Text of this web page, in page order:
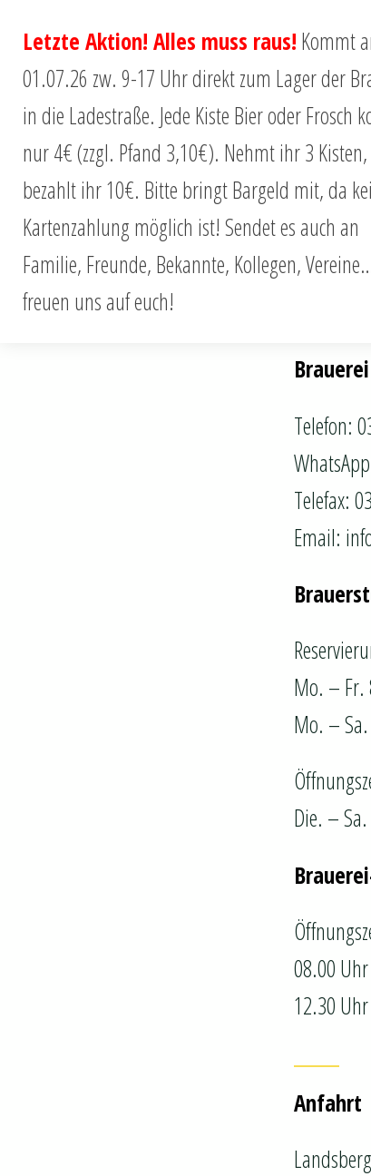
Brauerei
Telefon:
Telefax:
Email:
Mo. – Fr.
Mo. –
Die. –
08.00
12.30
Anfahrt
Letzte Aktion! Alles muss raus! Kommt
01.07.26 zw. 9-17 Uhr direkt zum Lager der
in die Ladestraße. Jede Kiste Bier oder Frosch
nur 4€ (zzgl. Pfand 3,10€). Nehmt ihr 3 Kisten,
bezahlt ihr 10€. Bitte bringt Bargeld mit, da
Kartenzahlung möglich ist! Sendet es auch an
Familie, Freunde, Bekannte, Kollegen,
freuen uns auf euch!